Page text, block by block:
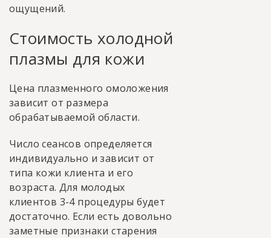
ощущений.
Стоимость холодной
плазмы для кожи
Цена плазменного омоложения
зависит от размера
обрабатываемой области.
Число сеансов определяется
индивидуально и зависит от
типа кожи клиента и его
возраста. Для молодых
клиентов 3-4 процедуры будет
достаточно. Если есть довольно
заметные признаки старения